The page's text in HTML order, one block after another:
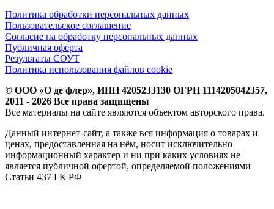
Политика обработки персональных данных
Пользовательское соглашение
Согласие на обработку персональных данных
Публичная оферта
Результаты СОУТ
Политика использования файлов cookie
© ООО «О де флер», ИНН 4205233130 ОГРН 1114205042357,
2011 - 2026 Все права защищены
Все материалы на сайте являются объектом авторского права.
Данный интернет-сайт, а также вся информация о товарах и
ценах, предоставленная на нём, носит исключительно
информационный характер и ни при каких условиях не
является публичной офертой, определяемой положениями
Статьи 437 ГК РФ